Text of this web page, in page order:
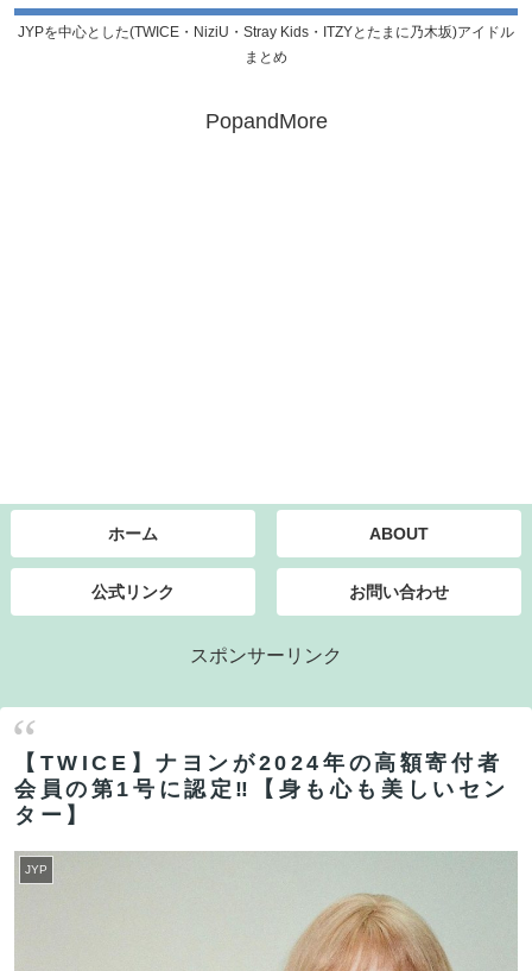
JYPを中心とした(TWICE・NiziU・Stray Kids・ITZYとたまに乃木坂)アイドル
まとめ
PopandMore
ホーム ABOUT
公式リンク お問い合わせ
スポンサーリンク
【TWICE】ナヨンが2024年の高額寄付者
会員の第1号に認定‼【身も心も美しいセン
ター】
JYP